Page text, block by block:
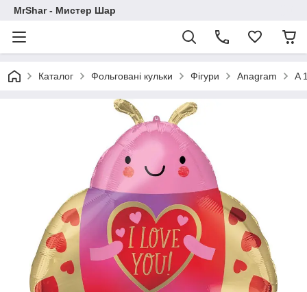
MrShar - Мистер Шар
Каталог Фольговані кульки Фігури Anagram A